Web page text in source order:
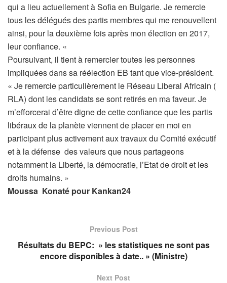
qui a lieu actuellement à Sofia en Bulgarie. Je remercie
tous les délégués des partis membres qui me renouvellent
ainsi, pour la deuxième fois après mon élection en 2017,
leur confiance. «
Poursuivant, il tient à remercier toutes les personnes
impliquées dans sa réélection EB tant que vice-président.
« Je remercie particulièrement le Réseau Liberal Africain (
RLA) dont les candidats se sont retirés en ma faveur. Je
m’efforcerai d’être digne de cette confiance que les partis
libéraux de la planète viennent de placer en moi en
participant plus activement aux travaux du Comité exécutif
et à la défense des valeurs que nous partageons
notamment la Liberté, la démocratie, l’Etat de droit et les
droits humains. »
Moussa Konaté pour Kankan24
Previous Post
Résultats du BEPC: » les statistiques ne sont pas
encore disponibles à date.. » (Ministre)
Next Post